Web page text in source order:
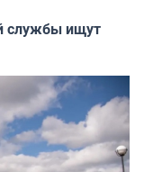
службы ищут